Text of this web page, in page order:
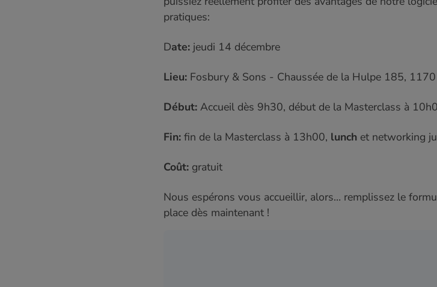
pratiques:
Date: jeudi 14 décembre
Lieu: Fosbury & Sons - Chaussée de la Hulpe 185,
Début: Accueil dès 9h30, début de la Masterclass à
Fin: fin de la Masterclass à 13h00, lunch et networking
Coût: gratuit
Nous espérons vous accueillir, alors… remplissez le
place dès maintenant !